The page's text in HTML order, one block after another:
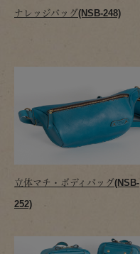
ナレッジバッグ(NSB-248)
立体マチ・ボディバッグ(NSB-
252)